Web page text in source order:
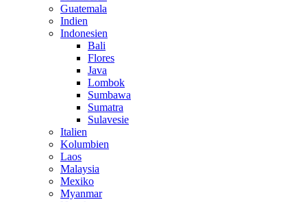
Guatemala
Indien
Indonesien
Bali
Flores
Java
Lombok
Sumbawa
Sumatra
Sulavesie
Italien
Kolumbien
Laos
Malaysia
Mexiko
Myanmar